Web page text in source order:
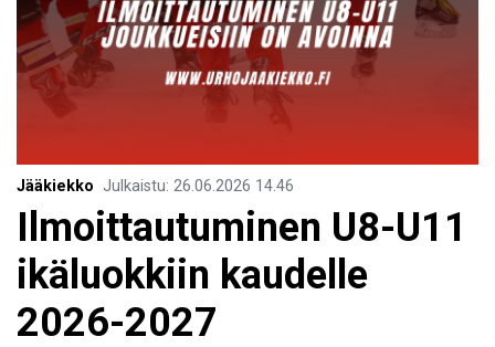
Jääkiekko Julkaistu: 26.06.2026 14.46
Ilmoittautuminen U8-U11
ikäluokkiin kaudelle
2026-2027